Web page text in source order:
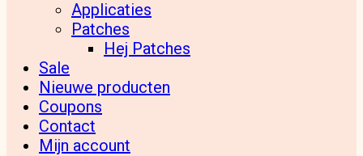
Applicaties
Patches
Hej Patches
Sale
Nieuwe producten
Coupons
Contact
Mijn account